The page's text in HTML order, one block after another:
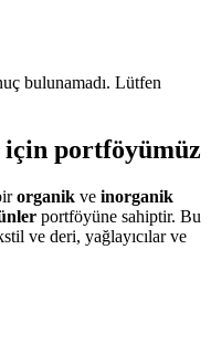
bulunamadı. Lütfen
portföyümüz
organik ve inorganik
portföyüne sahiptir. Bu
ve deri, yağlayıcılar ve